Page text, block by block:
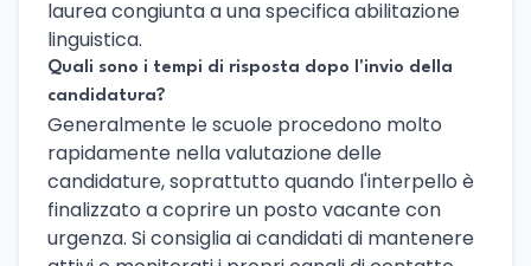
laurea congiunta a una specifica abilitazione
linguistica.
Quali sono i tempi di risposta dopo l'invio della
candidatura?
Generalmente le scuole procedono molto
rapidamente nella valutazione delle
candidature, soprattutto quando l'interpello è
finalizzato a coprire un posto vacante con
urgenza. Si consiglia ai candidati di mantenere